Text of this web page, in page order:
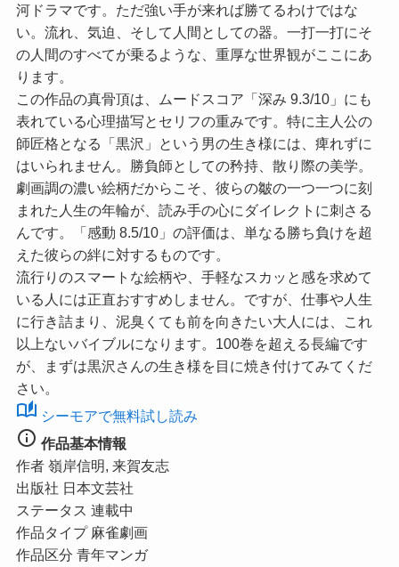
河ドラマです。ただ強い手が来れば勝てるわけではな
い。流れ、気迫、そして人間としての器。一打一打にそ
の人間のすべてが乗るような、重厚な世界観がここにあ
ります。
この作品の真骨頂は、ムードスコア 「深み 9.3/10」 にも
表れている心理描写とセリフの重みです。特に主人公の
師匠格となる「黒沢」という男の生き様には、痺れずに
はいられません。勝負師としての矜持、散り際の美学。
劇画調の濃い絵柄だからこそ、彼らの皺の一つ一つに刻
まれた人生の年輪が、読み手の心にダイレクトに刺さる
んです。
「感動 8.5/10」 の評価は、単なる勝ち負けを超
えた彼らの絆に対するものです。
流行りのスマートな絵柄や、手軽なスカッと感を求めて
いる人には正直おすすめしません。ですが、仕事や人生
に行き詰まり、泥臭くても前を向きたい大人には、これ
以上ないバイブルになります。100巻を超える長編です
が、まずは黒沢さんの生き様を目に焼き付けてみてくだ
さい。
auto_stories シーモアで無料試し読み
info 作品基本情報
作者 嶺岸信明, 来賀友志
出版社 日本文芸社
ステータス 連載中
作品タイプ 麻雀劇画
作品区分 青年マンガ